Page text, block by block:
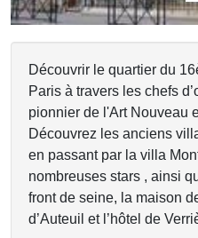
Découvrir le quartier du
Paris à travers les chefs
pionnier de l'Art Nouveau
Découvrez les anciens
en passant par la villa
nombreuses stars , ainsi
front de seine, la maison
d’Auteuil et l’hôtel de